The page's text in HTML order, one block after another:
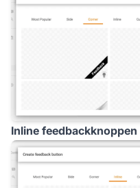
Inline feedbackknoppen